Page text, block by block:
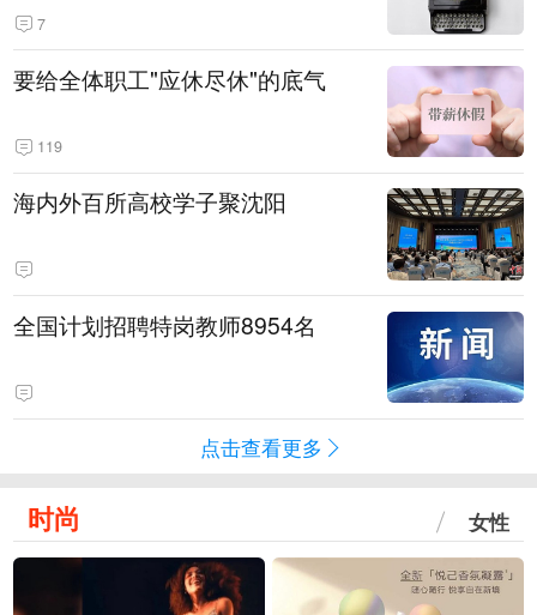
7
要给全体职工"应休尽休"的底气
119
海内外百所高校学子聚沈阳
全国计划招聘特岗教师8954名
点击查看更多
时尚 女性